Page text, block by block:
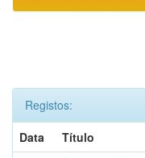
Registos:
Data
Título